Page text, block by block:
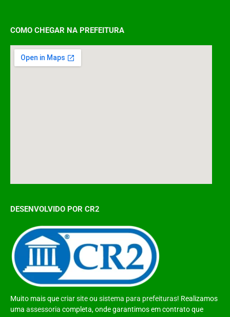
COMO CHEGAR NA PREFEITURA
DESENVOLVIDO POR CR2
Muito mais quecriar siteou sistema para prefeituras! Realizamos
uma assessoria completa, onde garantimos em contrato que